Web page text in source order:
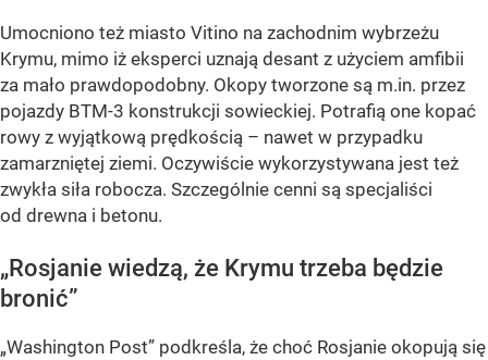
Umocniono też miasto Vitino na zachodnim wybrzeżu
Krymu, mimo iż eksperci uznają desant z użyciem amfibii
za mało prawdopodobny. Okopy tworzone są m.in. przez
pojazdy BTM-3 konstrukcji sowieckiej. Potrafią one kopać
rowy z wyjątkową prędkością – nawet w przypadku
zamarzniętej ziemi. Oczywiście wykorzystywana jest też
zwykła siła robocza. Szczególnie cenni są specjaliści
od drewna i betonu.
„Rosjanie wiedzą, że Krymu trzeba będzie
bronić”
„Washington Post” podkreśla, że choć Rosjanie okopują się